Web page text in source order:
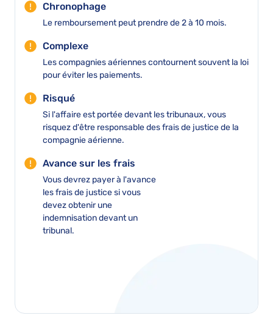
Chronophage
Le remboursement peut prendre de 2 à 10 mois.
Complexe
Les compagnies aériennes contournent souvent la loi
pour éviter les paiements.
Risqué
Si l'affaire est portée devant les tribunaux, vous
risquez d'être responsable des frais de justice de la
compagnie aérienne.
Avance sur les frais
Vous devrez payer à l'avance
les frais de justice si vous
devez obtenir une
indemnisation devant un
tribunal.